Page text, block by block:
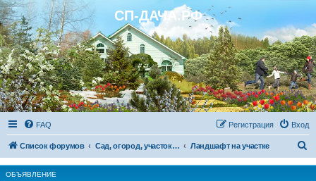
Регистрация СП-ДАЧА.РФ
FAQ Вход
Регистрация
Список форумов Сад, огород, участок. Дачный форум. Ландшафт на участке
ОБЪЯВЛЕНИЕ